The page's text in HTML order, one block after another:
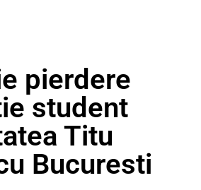
pierdere
student
Titu
Bucuresti